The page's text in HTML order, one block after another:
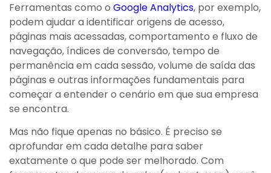
Ferramentas como o Google Analytics, por exemplo,
podem ajudar a identificar origens de acesso,
páginas mais acessadas, comportamento e fluxo de
navegação, índices de conversão, tempo de
permanência em cada sessão, volume de saída das
páginas e outras informações fundamentais para
começar a entender o cenário em que sua empresa
se encontra.
Mas não fique apenas no básico. É preciso se
aprofundar em cada detalhe para saber
exatamente o que pode ser melhorado. Com